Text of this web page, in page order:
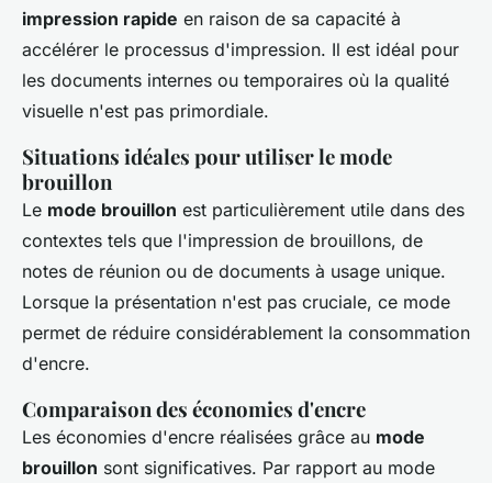
impression rapide en raison de sa capacité à
accélérer le processus d'impression. Il est idéal pour
les documents internes ou temporaires où la qualité
visuelle n'est pas primordiale.
Situations idéales pour utiliser le mode
brouillon
Le mode brouillon est particulièrement utile dans des
contextes tels que l'impression de brouillons, de
notes de réunion ou de documents à usage unique.
Lorsque la présentation n'est pas cruciale, ce mode
permet de réduire considérablement la consommation
d'encre.
Comparaison des économies d'encre
Les économies d'encre réalisées grâce au mode
brouillon sont significatives. Par rapport au mode